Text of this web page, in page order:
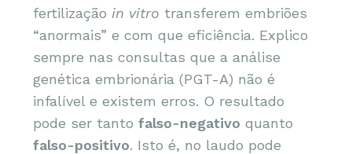
fertilização in vitro transferem embriões
“anormais” e com que eficiência. Explico
sempre nas consultas que a análise
genética embrionária (PGT-A) não é
infalível e existem erros. O resultado
pode ser tantofalso-negativo quanto
falso-positivo. Isto é, no laudo pode